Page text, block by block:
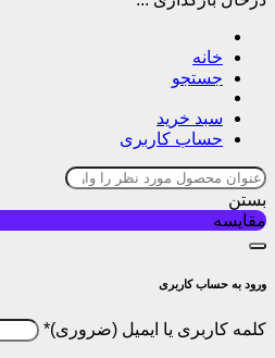
خانه
جستجو
سبد خرید
حساب کاربری
بستن
مقایسه
ورود به حساب کاربری
کلمه کاربری یا ایمیل *